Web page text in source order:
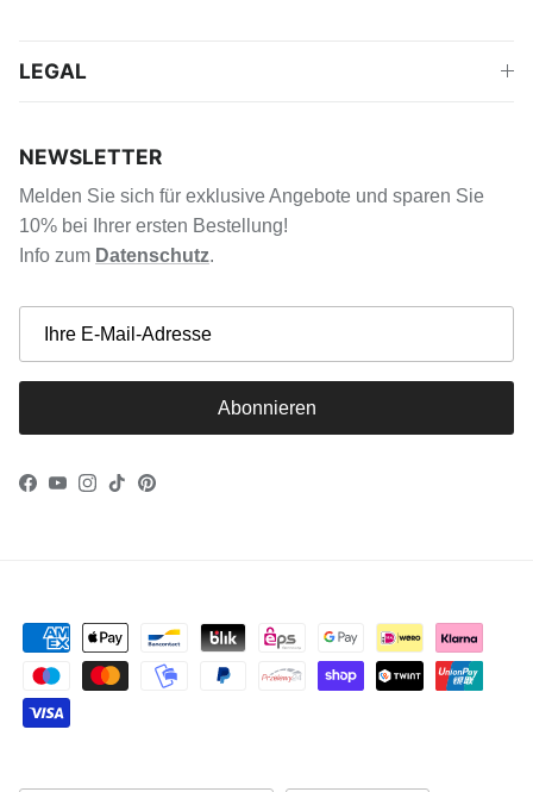
LEGAL
NEWSLETTER
Melden Sie sich für exklusive Angebote und sparen Sie
10% bei Ihrer ersten Bestellung!
Info zum Datenschutz.
Abonnieren
Facebook
YouTube
Instagram
TikTokPinterest